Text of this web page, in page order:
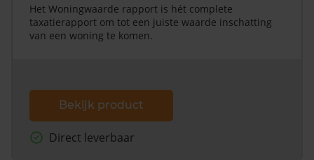
Het Woningwaarde rapport is hét complete
taxatierapport om tot een juiste waarde inschatting
van een woning te komen.
Bekijk product
Direct leverbaar